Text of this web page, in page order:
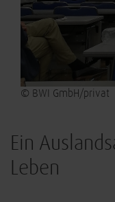
© BWI GmbH/privat
Ein
Leben